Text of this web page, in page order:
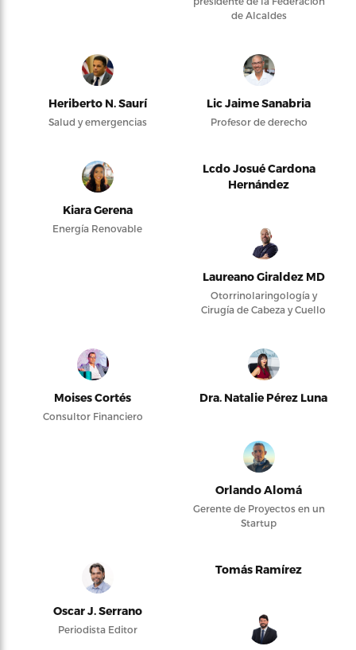
de Alcaldes
Heriberto N. Saurí
Salud y emergencias
Lic Jaime Sanabria
Profesor de derecho
Kiara Gerena
Energía Renovable
Lcdo Josué Cardona
Hernández
Laureano Giraldez MD
Otorrinolaringología y
Cirugía de Cabeza y Cuello
Moises Cortés
Consultor Financiero
Dra. Natalie Pérez Luna
Orlando Alomá
Gerente de Proyectos en un
Startup
Oscar J. Serrano
Periodista Editor
Tomás Ramírez